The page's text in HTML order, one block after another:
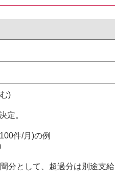
)
定。
件/月)の例
分として、超過分は別途支給